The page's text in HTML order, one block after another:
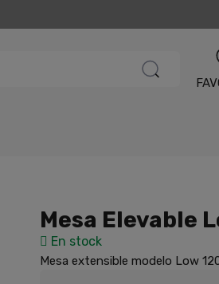
Mesa Elevable
En stock
Mesa extensible modelo Low